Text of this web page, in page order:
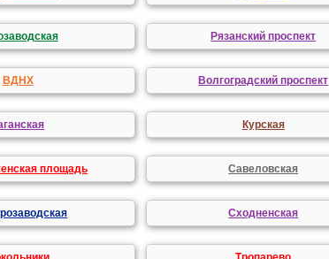
Рязанский проспект
ВДНХ Волгоградский проспект
Курская
площадь Савеловская
Сходненская